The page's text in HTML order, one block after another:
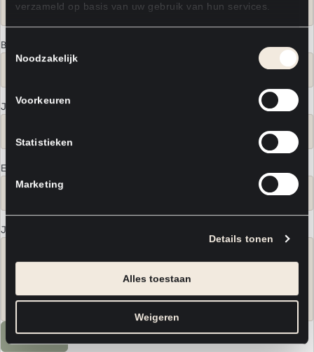
verzameld op basis van uw gebruik van hun services.
Toestemmingsselectie
Noodzakelijk
Voorkeuren
Statistieken
Marketing
Details tonen
Alles toestaan
Weigeren
Bedrijfsnaam
Je telefoonnummer
E-mailadres
Je bericht
Verstuur